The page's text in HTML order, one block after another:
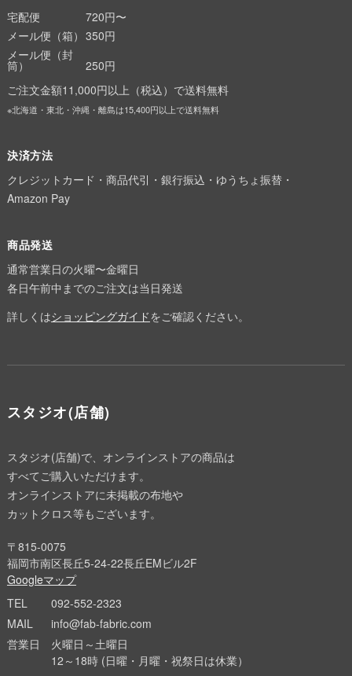
宅配便
720円〜
メール便（箱） 350円
メール便（封
筒）
250円
ご注文金額11,000円以上（税込）で送料無料
※北海道・東北・沖縄・離島は15,400円以上で送料無料
決済方法
クレジットカード・商品代引・銀行振込・ゆうちょ振替・
Amazon Pay
商品発送
通常営業日の火曜〜金曜日
各日午前中までのご注文は当日発送
詳しくはショッピングガイドをご確認ください。
スタジオ(店舗)
スタジオ(店舗)で、オンラインストアの商品は
すべてご購入いただけます。
オンラインストアに未掲載の布地や
カットクロス等もございます。
〒815-0075
福岡市南区長丘5-24-22長丘EMビル2F
Googleマップ
TEL
092-552-2323
MAIL
info@fab-fabric.com
営業日
火曜日～土曜日
12～18時 (日曜・月曜・祝祭日は休業）